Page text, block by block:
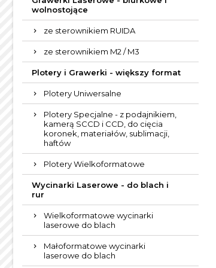
wolnostojące
ze sterownikiem RUIDA
ze sterownikiem M2 / M3
Plotery i Grawerki - większy format
Plotery Uniwersalne
Plotery Specjalne - z podajnikiem,
kamerą SCCD i CCD, do cięcia
koronek, materiałów, sublimacji,
haftów
Plotery Wielkoformatowe
Wycinarki Laserowe - do blach i
rur
Wielkoformatowe wycinarki
laserowe do blach
Małoformatowe wycinarki
laserowe do blach